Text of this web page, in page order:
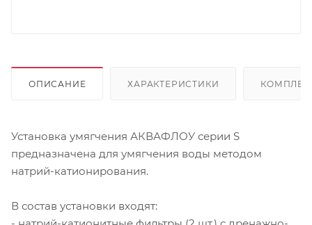
ОПИСАНИЕ ХАРАКТЕРИСТИКИ
Установка умягчения АКВАФЛОУ серии S
предназначена для умягчения воды методом
натрий-катионирования.
В состав установки входят: